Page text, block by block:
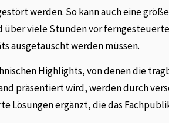
werden. So kann auch eine
über viele Stunden vor
ausgetauscht werden müssen.
Highlights, von denen die
präsentiert wird, werden durch
Lösungen ergänzt, die das